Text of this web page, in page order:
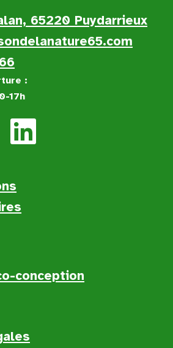
65220 Puydarrieux
:
17h
s
conception